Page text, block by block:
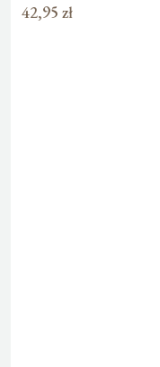
42,95 zł